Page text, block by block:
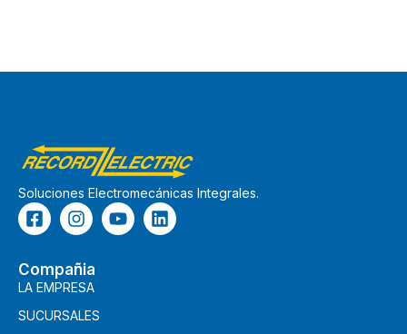
Soluciones Electromecánicas Integrales.
Compañia
LA EMPRESA
SUCURSALES